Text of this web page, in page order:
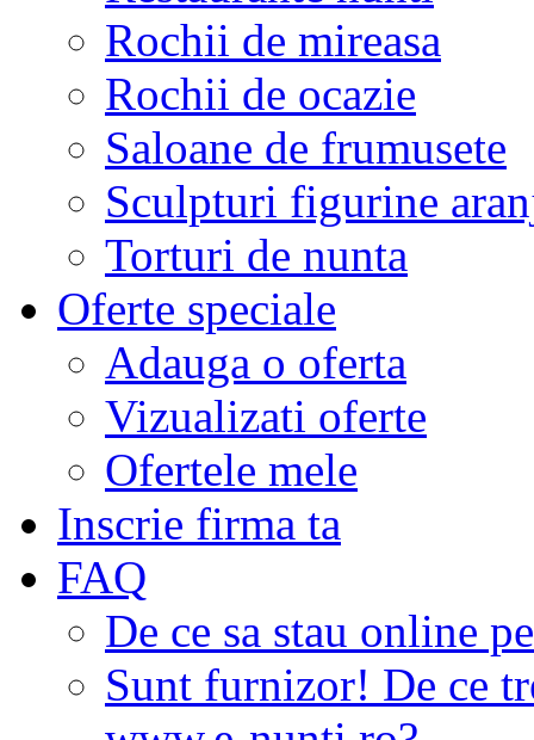
Rochii de mireasa
Rochii de ocazie
Saloane de frumusete
Sculpturi figurine
Torturi de nunta
Oferte speciale
Adauga o oferta
Vizualizati oferte
Ofertele mele
Inscrie firma ta
FAQ
De ce sa stau online
Sunt furnizor! De ce